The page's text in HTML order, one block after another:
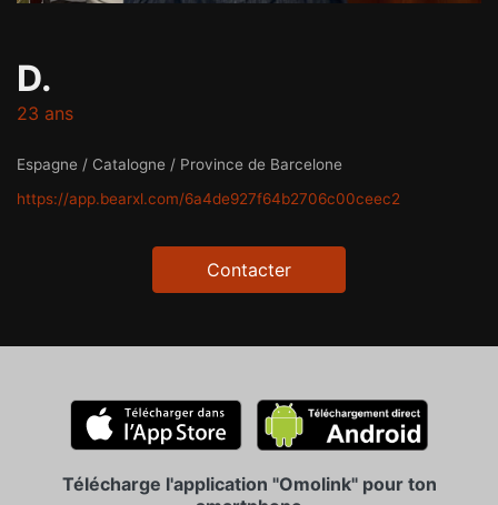
D.
23 ans
Espagne / Catalogne / Province de Barcelone
https://app.bearxl.com/6a4de927f64b2706c00ceec2
Contacter
Télécharge l'application "Omolink" pour ton